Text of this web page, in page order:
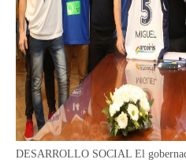
DESARROLLO SOCIAL El